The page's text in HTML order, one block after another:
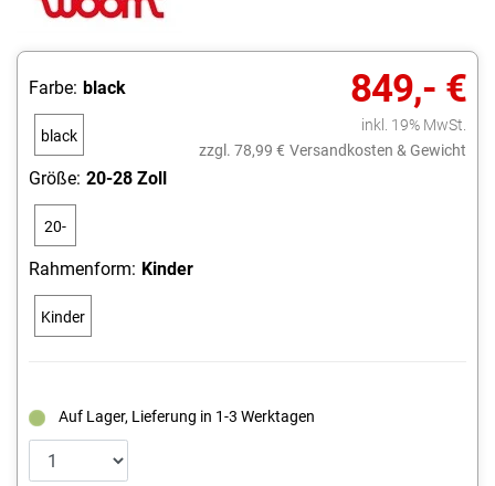
849,- €
inkl. 19% MwSt.
zzgl. 78,99 € Versandkosten & Gewicht
Farbe: black
black
Größe: 20-28 Zoll
20-
Rahmenform: Kinder
Kinder
Auf Lager, Lieferung in 1-3 Werktagen